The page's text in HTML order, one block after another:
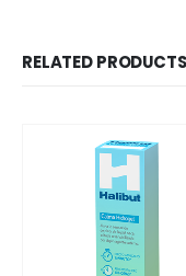
RELATED PRODUCTS